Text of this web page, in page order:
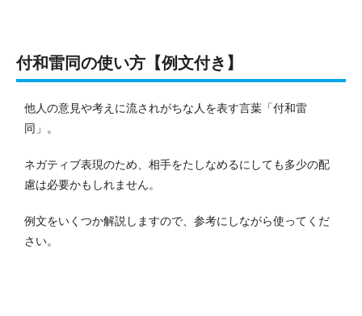
付和雷同の使い方【例文付き】
他人の意見や考えに流されがちな人を表す言葉「付和雷
同」。
ネガティブ表現のため、相手をたしなめるにしても多少の配
慮は必要かもしれません。
例文をいくつか解説しますので、参考にしながら使ってくだ
さい。